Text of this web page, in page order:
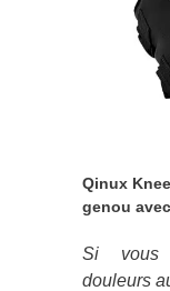
Qinux
genou
Si vous
douleurs